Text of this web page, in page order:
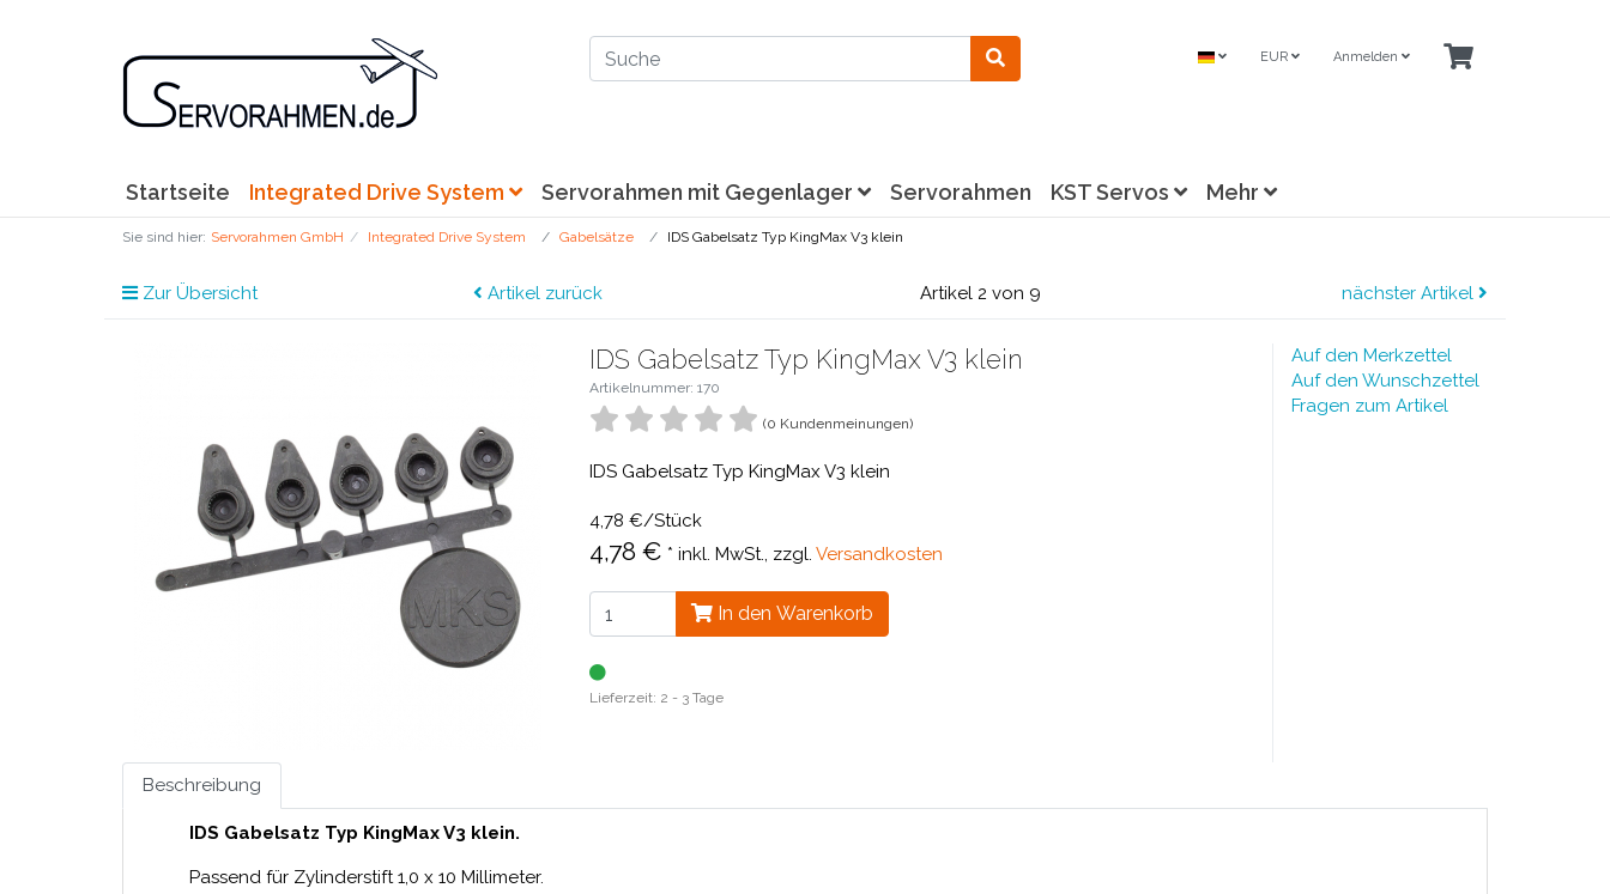
EUR Anmelden
Startseite Integrated Drive System Servorahmen mit Gegenlager Servorahmen KST Servos Mehr
Sie sind hier: Servorahmen GmbH Integrated Drive System Gabelsätze IDS Gabelsatz Typ KingMax V3 klein
Zur Übersicht Artikel zurück Artikel 2 von 9 nächster Artikel
IDS Gabelsatz Typ KingMax V3 klein
Artikelnummer: 170
(0 Kundenmeinungen)
IDS Gabelsatz Typ KingMax V3 klein
4,78 €/Stück
4,78 € * inkl. MwSt., zzgl. Versandkosten
In den Warenkorb
Lieferzeit: 2 - 3 Tage
Auf den Merkzettel
Auf den Wunschzettel
Fragen zum Artikel
Beschreibung
IDS Gabelsatz Typ KingMax V3 klein.
Passend für Zylinderstift 1,0 x 10 Millimeter.